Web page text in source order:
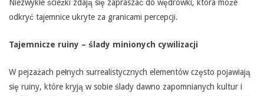
Niezwykłe ścieżki zdają się zapraszać do wędrówki, która może
odkryć tajemnice ukryte za granicami percepcji.
Tajemnicze ruiny – ślady minionych cywilizacji
W pejzażach pełnych surrealistycznych elementów często pojawiają
się ruiny, które kryją w sobie ślady dawno zapomnianych kultur i